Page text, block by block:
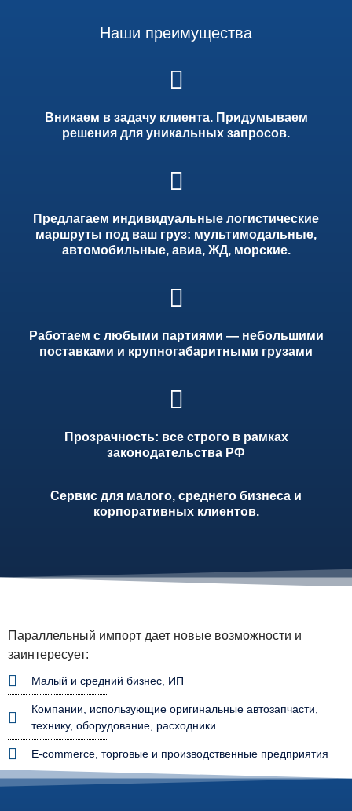
Наши преимущества
Вникаем в задачу клиента. Придумываем
решения для уникальных запросов.
Предлагаем индивидуальные логистические
маршруты под ваш груз: мультимодальные,
автомобильные, авиа, ЖД, морские.
Работаем с любыми партиями — небольшими
поставками и крупногабаритными грузами
Прозрачность: все строго в рамках
законодательства РФ
Сервис для малого, среднего бизнеса и
корпоративных клиентов.
Параллельный импорт дает новые возможности и
заинтересует:
Малый и средний бизнес, ИП
Компании, использующие оригинальные автозапчасти,
технику, оборудование, расходники
E-commerce, торговые и производственные предприятия